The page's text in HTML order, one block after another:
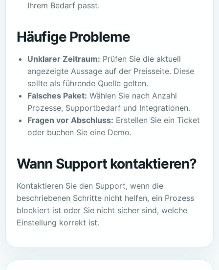
Ihrem Bedarf passt.
Häufige Probleme
Unklarer Zeitraum: Prüfen Sie die aktuell
angezeigte Aussage auf der Preisseite. Diese
sollte als führende Quelle gelten.
Falsches Paket: Wählen Sie nach Anzahl
Prozesse, Supportbedarf und Integrationen.
Fragen vor Abschluss: Erstellen Sie ein Ticket
oder buchen Sie eine Demo.
Wann Support kontaktieren?
Kontaktieren Sie den Support, wenn die
beschriebenen Schritte nicht helfen, ein Prozess
blockiert ist oder Sie nicht sicher sind, welche
Einstellung korrekt ist.